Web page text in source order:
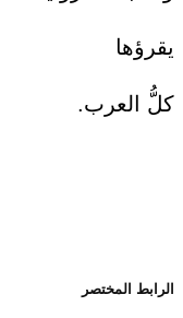
يقرؤها
كلُّ العرب.
الرابط المختصر